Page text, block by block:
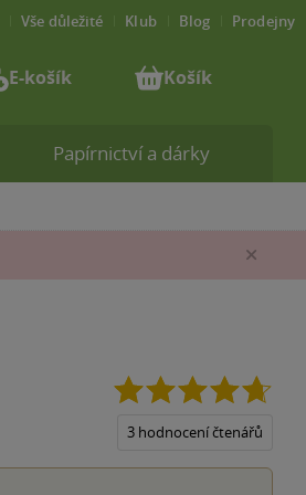
3 hodnocení čtenářů
Papírnictví a dárky
Vše důležité Klub Blog Prodejny
E-košík Košík